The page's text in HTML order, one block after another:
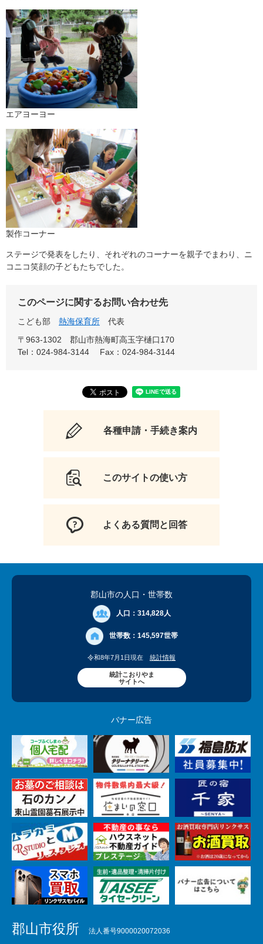
エアヨーヨー
製作コーナー
ステージで発表をしたり、それぞれのコーナーを親子でまわり、ニ
コニコ笑顔の子どもたちでした。
このページに関するお問い合わせ先
こども部 熱海保育所
代表
〒963-1302
郡山市熱海町高玉字樋口170
Tel：024-984-3144
Fax：024-984-3144
各種申請・手続き案内
このサイトの使い方
よくある質問と回答
郡山市の人口 ・世帯数
人口： 314,828人
世帯数： 145,597世帯
令和8年7月1日現在 統計情報
統計こおりやま
サイトへ
バナー広告
郡山市役所 法人番号9000020072036